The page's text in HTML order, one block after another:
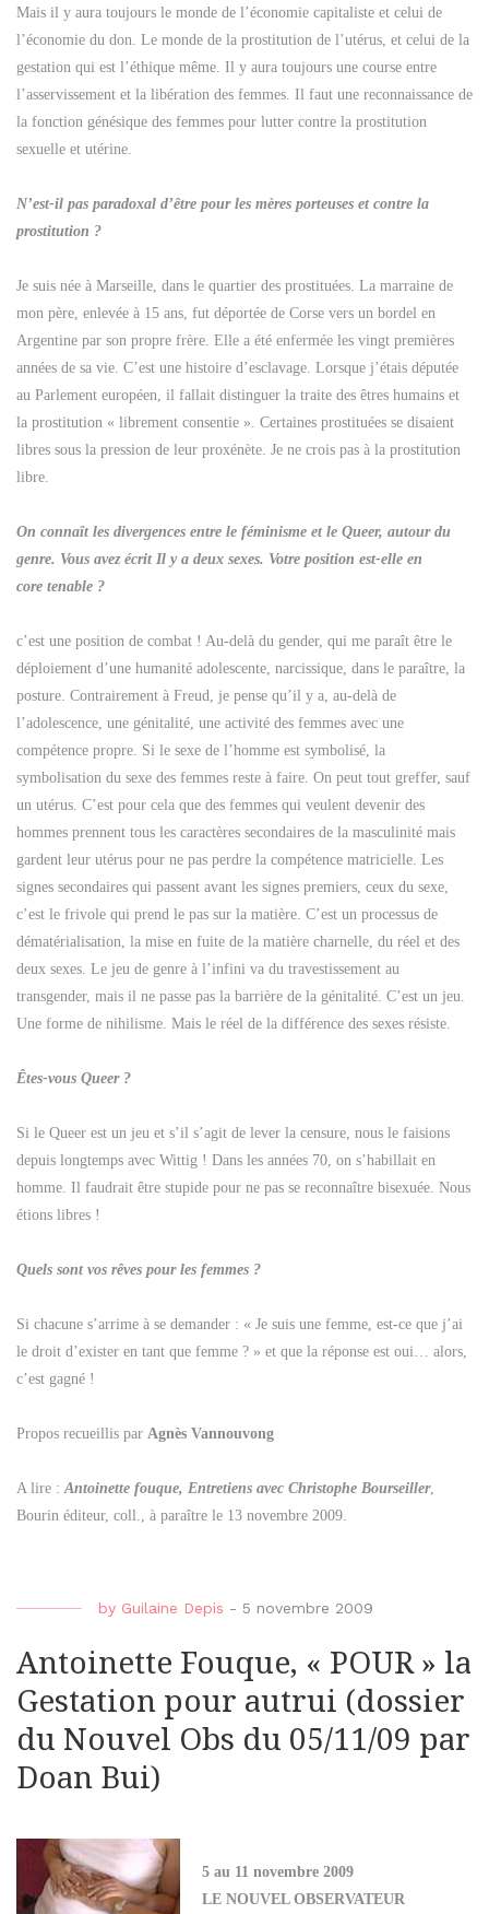
Mais il y aura toujours le monde de l’économie capitaliste et celui de
l’économie du don. Le monde de la prostitution de l’utérus, et celui de la
gestation qui est l’éthique même. Il y aura toujours une course entre
l’asservissement et la libération des femmes. Il faut une reconnaissance de
la fonction génésique des femmes pour lutter contre la prostitution
sexuelle et utérine.
N’est-il pas paradoxal d’être pour les mères porteuses et contre la
prostitution ?
Je suis née à Marseille, dans le quartier des prostituées. La marraine de
mon père, enlevée à 15 ans, fut déportée de Corse vers un bordel en
Argentine par son propre frère. Elle a été enfermée les vingt premières
années de sa vie. C’est une histoire d’esclavage. Lorsque j’étais députée
au Parlement européen, il fallait distinguer la traite des êtres humains et
la prostitution « librement consentie ». Certaines prostituées se disaient
libres sous la pression de leur proxénète. Je ne crois pas à la prostitution
libre.
On connaît les divergences entre le féminisme et le Queer, autour du
genre. Vous avez écrit Il y a deux sexes. Votre position est-elle en
core tenable ?
c’est une position de combat ! Au-delà du gender, qui me paraît être le
déploiement d’une humanité adolescente, narcissique, dans le paraître, la
posture. Contrairement à Freud, je pense qu’il y a, au-delà de
l’adolescence, une génitalité, une activité des femmes avec une
compétence propre. Si le sexe de l’homme est symbolisé, la
symbolisation du sexe des femmes reste à faire. On peut tout greffer, sauf
un utérus. C’est pour cela que des femmes qui veulent devenir des
hommes prennent tous les caractères secondaires de la masculinité mais
gardent leur utérus pour ne pas perdre la compétence matricielle. Les
signes secondaires qui passent avant les signes premiers, ceux du sexe,
c’est le frivole qui prend le pas sur la matière. C’est un processus de
dématérialisation, la mise en fuite de la matière charnelle, du réel et des
deux sexes. Le jeu de genre à l’infini va du travestissement au
transgender, mais il ne passe pas la barrière de la génitalité. C’est un jeu.
Une forme de nihilisme. Mais le réel de la différence des sexes résiste.
Êtes-vous Queer ?
Si le Queer est un jeu et s’il s’agit de lever la censure, nous le faisions
depuis longtemps avec Wittig ! Dans les années 70, on s’habillait en
homme. Il faudrait être stupide pour ne pas se reconnaître bisexuée. Nous
étions libres !
Quels sont vos rêves pour les femmes ?
Si chacune s’arrime à se demander : « Je suis une femme, est-ce que j’ai
le droit d’exister en tant que femme ? » et que la réponse est oui… alors,
c’est gagné !
Propos recueillis par Agnès Vannouvong
A lire :Antoinette fouque, Entretiens avec Christophe Bourseiller,
Bourin éditeur, coll., à paraître le 13 novembre 2009.
by Guilaine Depis - 5 novembre 2009
Antoinette Fouque, « POUR » la
Gestation pour autrui (dossier
du Nouvel Obs du 05/11/09 par
Doan Bui)
5 au 11 novembre 2009
LE NOUVEL OBSERVATEUR